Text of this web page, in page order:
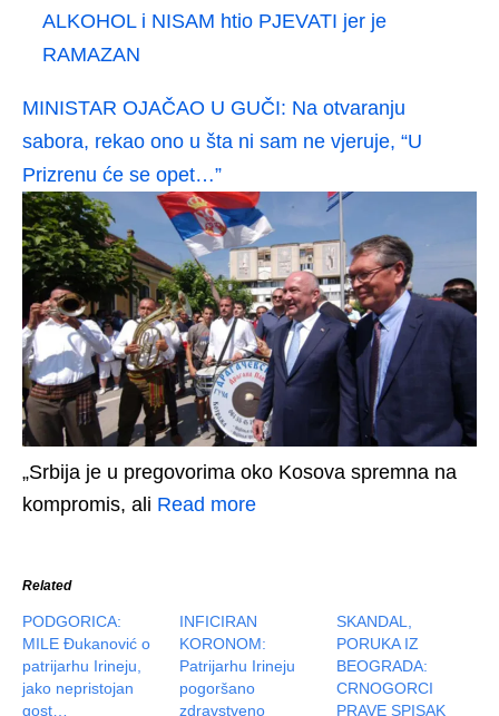
ALKOHOL i NISAM htio PJEVATI jer je
RAMAZAN
MINISTAR OJAČAO U GUČI: Na otvaranju
sabora, rekao ono u šta ni sam ne vjeruje, “U
Prizrenu će se opet…”
„Srbija je u pregovorima oko Kosova spremna na
kompromis, ali Read more
Related
PODGORICA:
MILE Đukanović o
patrijarhu Irineju,
jako nepristojan
gost…
INFICIRAN
KORONOM:
Patrijarhu Irineju
pogoršano
zdravstveno
SKANDAL,
PORUKA IZ
BEOGRADA:
CRNOGORCI
PRAVE SPISAK